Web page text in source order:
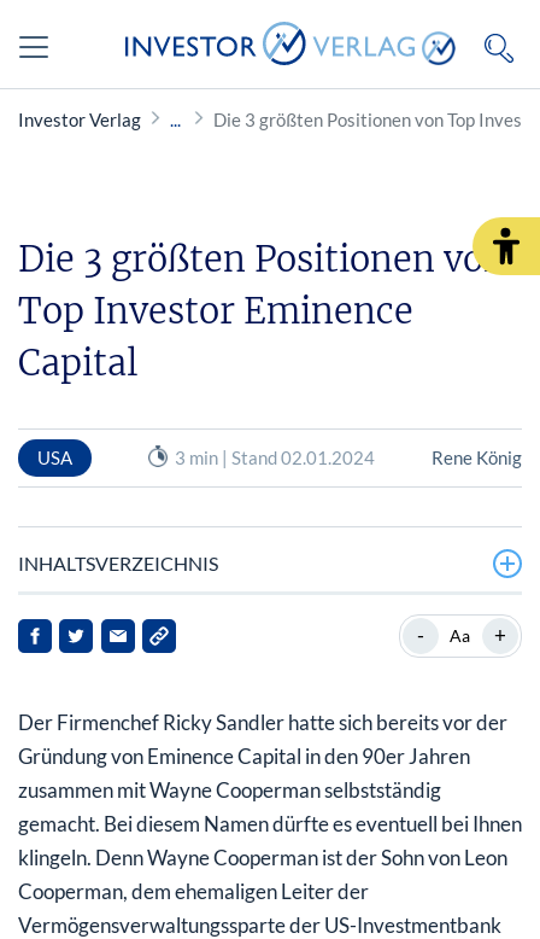
Investor Verlag Die 3 größten Positionen von Top
Die 3 größten Positionen von
Top Investor Eminence
Capital
USA 3 min | Stand 02.01.2024 Rene König
INHALTSVERZEICHNIS
Ashland Global Holdings:
Graphic Packaging Holding
- Aa +
Der Firmenchef Ricky Sandler hatte sich bereits vor der
Gründung von Eminence Capital in den 90er Jahren
zusammen mit Wayne Cooperman selbstständig
gemacht. Bei diesem Namen dürfte es eventuell bei Ihnen
klingeln. Denn Wayne Cooperman ist der Sohn von Leon
Cooperman, dem ehemaligen Leiter der
Vermögensverwaltungssparte der US-Investmentbank